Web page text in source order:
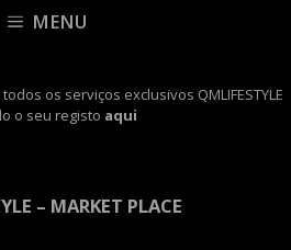
MENU
os serviços exclusivos QMLIFESTYLE
o seu registo aqui
– MARKET PLACE